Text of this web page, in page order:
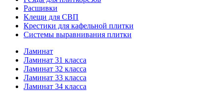
Расшивки
Клещи для СВП
Крестики для кафельной плитки
Системы выравнивания плитки
Ламинат
Ламинат 31 класса
Ламинат 32 класса
Ламинат 33 класса
Ламинат 34 класса